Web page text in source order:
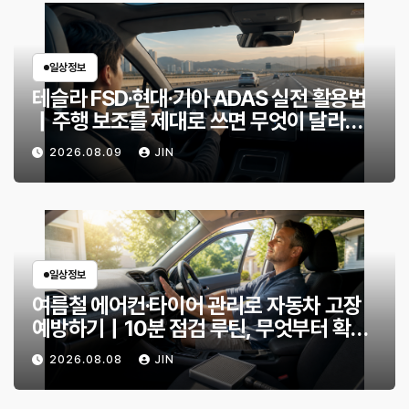
일상정보
테슬라 FSD·현대·기아 ADAS 실전 활용법
｜주행 보조를 제대로 쓰면 무엇이 달라질
까?2026.08.09 JIN
일상정보
여름철 에어컨·타이어 관리로 자동차 고장
예방하기｜10분 점검 루틴, 무엇부터 확인
할까?
2026.08.08 JIN